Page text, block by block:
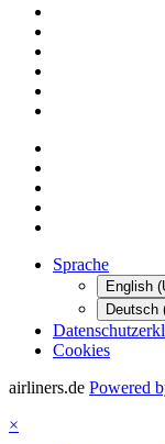
Sprache
English
Deutsch
Cookies
airliners.de Powered
×